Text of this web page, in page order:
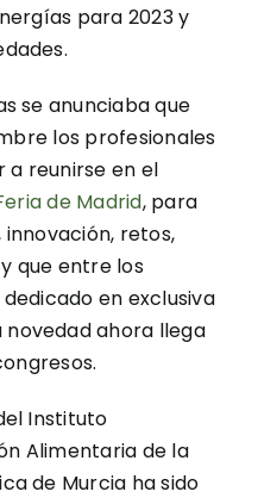
para 2023 y
se anunciaba que
los profesionales
reunirse en el
de Madrid, para
retos,
que entre los
en exclusiva
novedad ahora llega
Instituto
Alimentaria de la
de Murcia ha sido